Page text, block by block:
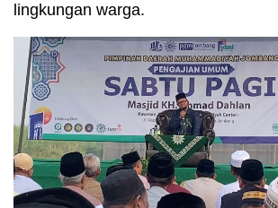
lingkungan warga.